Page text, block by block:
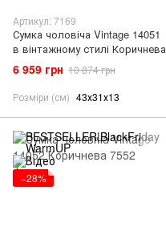
Артикул: 7169
Сумка чоловіча Vintage 14051
в вінтажному стилі Коричнева
6 959 грн 10 874 грн
Розміри (см) 43х31х13
−28%